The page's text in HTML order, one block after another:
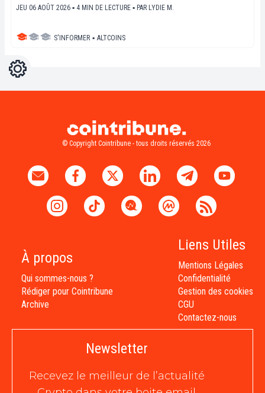
JEU 06 AOÛT 2026 ▪ 4 MIN DE LECTURE ▪ PAR LYDIE M.
S'INFORMER ▪ ALTCOINS
Réglages
© Copyright Cointribune - tous droits réservés 2026
À propos
Qui sommes-nous ?
Rédiger pour Cointribune
Archive
Liens Utiles
Mentions Légales
Confidentialité
Gestion des cookies
CGU
Contactez-nous
Newsletter
Recevez le meilleur de l’actualité